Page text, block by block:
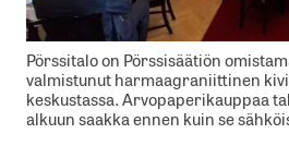
Pörssitalo on Pörssisäätiön
valmistunut harmaagraniittinen
keskustassa. Arvopaperikauppaa
alkuun saakka ennen kuin se